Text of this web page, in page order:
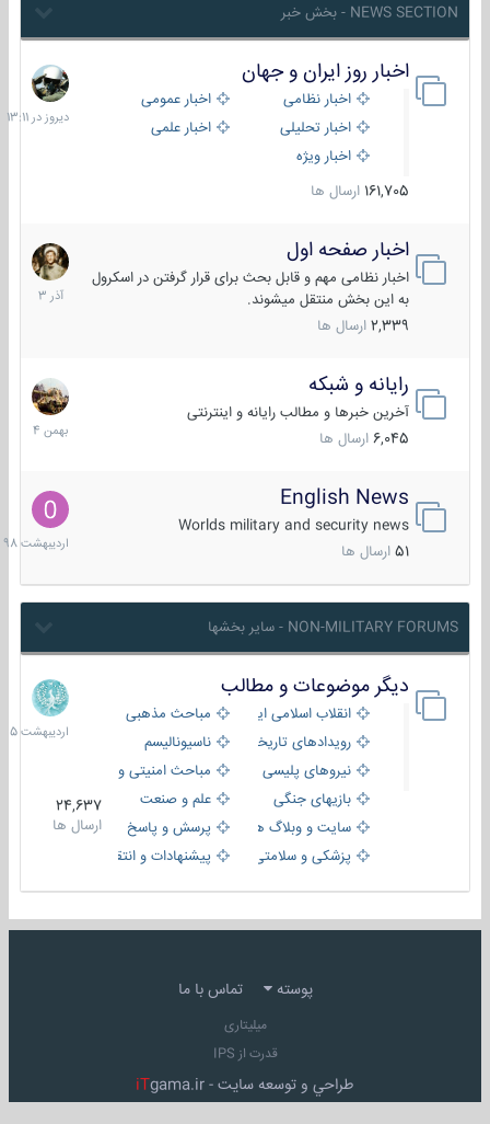
NEWS SECTION - بخش خبر
اخبار روز ایران و جهان
اخبار نظامی
اخبار عمومی
اخبار تحلیلی
اخبار علمی
اخبار ویژه
161,705 ارسال ها
دیروز
در
13:11
اخبار صفحه اول
اخبار نظامی مهم و قابل بحث برای قرار گرفتن در اسکرول
به این بخش منتقل میشوند.
2,339 ارسال ها
7
آذر
1403
رایانه و شبکه
آخرین خبرها و مطالب رایانه و اینترنتی
6,045 ارسال ها
30
بهمن
1404
English News
Worlds military and security news
51 ارسال ها
10
1398
NON-MILITARY FORUMS - سایر بخشها
دیگر موضوعات و مطالب
انقلاب اسلامی ایران
مباحث مذهبی
رویدادهای تاریخی و مذهبیناسیونالیسم
نیروهای پلیسی
مباحث امنیتی و اطلاعاتی
بازیهای جنگی
علم و صنعت
سایت و وبلاگ ها
پرسش و پاسخ
پزشکی و سلامتی
پیشنهادات و انتقادات
24,637
ارسال ها
8
1405
پوسته تماس با ما
میلیتاری
قدرت از IPS
طراحي و توسعه سايت - iTgama.ir